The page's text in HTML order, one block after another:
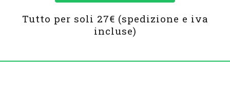
Tutto per soli 27€ (spedizione e iva
incluse)